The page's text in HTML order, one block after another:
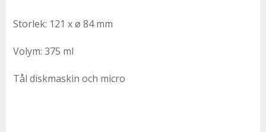
Storlek: 121 x ø 84 mm
Volym: 375 ml
Tål diskmaskin och micro